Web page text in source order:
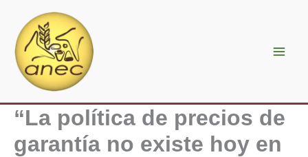
contenido
“La política de precios de
garantía no existe hoy en